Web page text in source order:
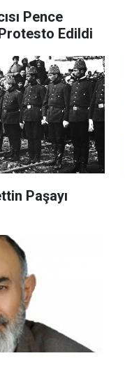
Pence
Edildi
Paşayı